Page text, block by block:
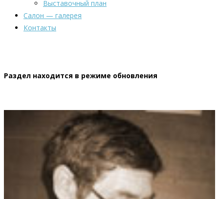
Выставочный план
Салон — галерея
Контакты
Раздел находится в режиме обновления